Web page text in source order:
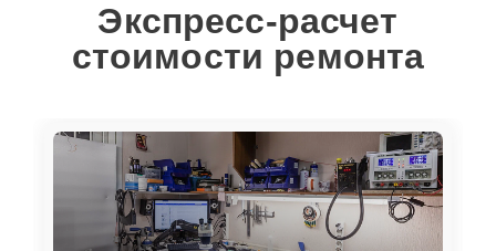
Экспресс-расчет
стоимости ремонта